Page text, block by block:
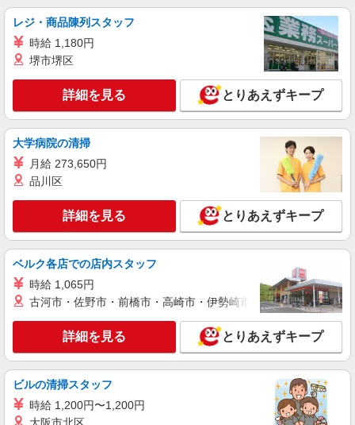
給与が受け取れます（上限・条件有）
愛知県名古屋市中村区 JR線・名鉄線・近鉄
線・地下鉄・臨海高速鉄道 名古屋駅直結
キープ 詳細を見る
派遣社員
株式会社iDA（20098666）
シューズ販売
時給1500円〜1600円 ご経験・スキルにより考
慮致します スマホでかんたんに前払いで給与が受
け取れます（※上限、条件あり）
愛知県名古屋市中村区 JR線・名鉄線・近鉄
線・地下鉄・臨海高速鉄道 名古屋駅直結
キープ
派遣社員
株式会社iDA（200100055）
ジュエリー販売
時給1550円〜1650円 未経験者・学生：1550
円 スマホで簡単！給料前払いサービスあり
愛知県名古屋市中村区 JR東海道線・中央線・
関西線 名古屋駅下車すぐ、名鉄 名鉄名古屋駅下車
レジ・商品陳列スタッフ
時給 1,180円
堺市堺区
詳細を見る とりあえずキープ
大学病院の清掃
月給 273,650円
品川区
詳細を見る とりあえずキープ
ベルク各店での店内スタッフ
時給 1,065円
古河市・佐野市・前橋市・高崎市・伊勢崎市・太田市・館林市
詳細を見る とりあえずキープ
ビルの清掃スタッフ
時給 1,200円〜1,200円